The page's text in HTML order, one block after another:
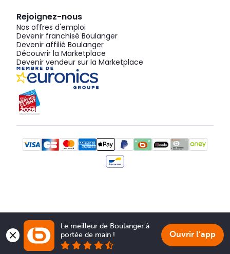
Rejoignez-nous
Nos offres d'emploi
Devenir franchisé Boulanger
Devenir affilié Boulanger
Découvrir la Marketplace
Devenir vendeur sur la Marketplace
Le meilleur de Boulanger à
portée de main !
Ouvrir l'app